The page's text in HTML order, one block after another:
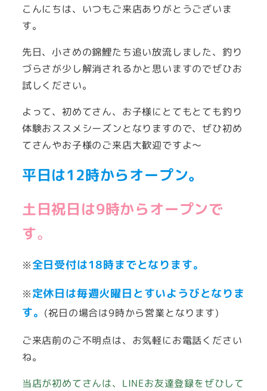
こんにちは、いつもご来店ありがとうございま
す。
先日、小さめの錦鯉たち追い放流しました、釣り
づらさが少し解消されるかと思いますのでぜひお
試しください。
よって、初めてさん、お子様にとてもとても釣り
体験おススメシーズンとなりますので、ぜひ初め
てさんやお子様のご来店大歓迎ですよ～
平日は12時からオープン。
土日祝日は9時からオープンで
す。
※全日受付は18時までとなります。
※定休日は毎週火曜日とすいようびとなりま
す。 (祝日の場合は9時から営業となります)
ご来店前のご不明点は、お気軽にお電話ください
ね。
当店が初めてさんは、LINEお友達登録をぜひして